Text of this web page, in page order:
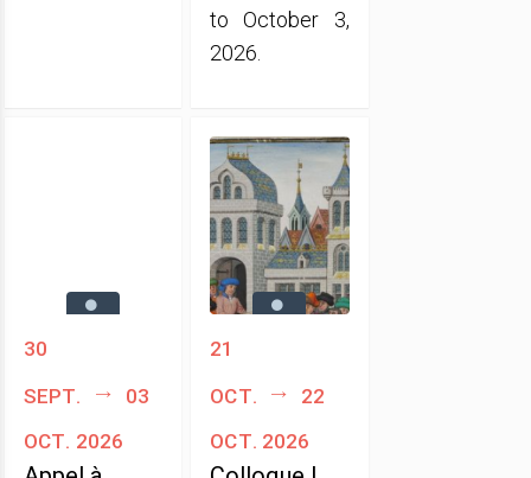
to October 3,
2026.
30
sept.
03
oct. 2026
21
oct.
22
oct. 2026